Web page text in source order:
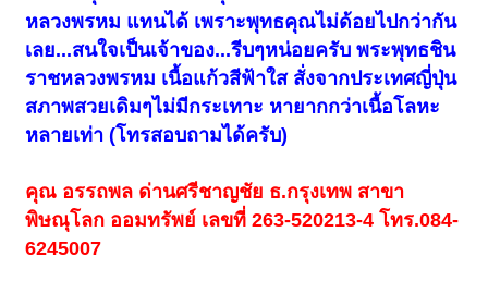
หลวงพรหม แทนได้ เพราะพุทธคุณไม่ด้อยไปกว่ากัน
เลย...สนใจเป็นเจ้าของ...รีบๆหน่อยครับ พระพุทธชิน
ราชหลวงพรหม เนื้อแก้วสีฟ้าใส สั่งจากประเทศญี่ปุ่น
สภาพสวยเดิมๆไม่มีกระเทาะ หายากกว่าเนื้อโลหะ
หลายเท่า (โทรสอบถามได้ครับ)
คุณ อรรถพล ด่านศรีชาญชัย ธ.กรุงเทพ สาขา
พิษณุโลก ออมทรัพย์ เลขที่ 263-520213-4 โทร.084-
6245007